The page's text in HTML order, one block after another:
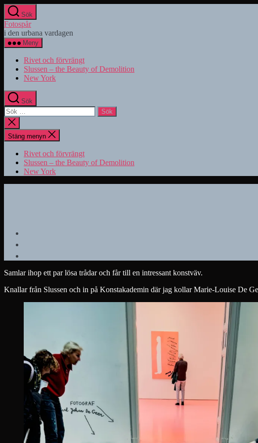
Hoppa
till
innehåll
Sök
Fotospår
i den urbana vardagen
Meny
Rivet och förvrängt
Slussen – the Beauty of Demolition
New York
Sök
Sök
efter:
Stäng
sökningen
Stäng menyn
Rivet och förvrängt
Slussen – the Beauty of Demolition
New York
Samlar ihop ett par lösa trådar och får till en intressant konstväv.
Knallar från Slussen och in på Konstakademin där jag kollar Marie-Louise De